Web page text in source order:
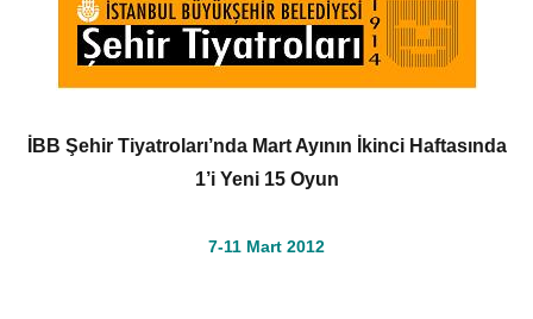
İBB Şehir Tiyatroları’nda Mart Ayının İkinci Haftasında
1’i Yeni 15 Oyun
7-11 Mart 2012